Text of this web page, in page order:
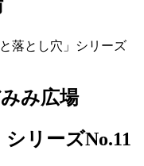
落とし穴」シリーズ
リーズNo.11